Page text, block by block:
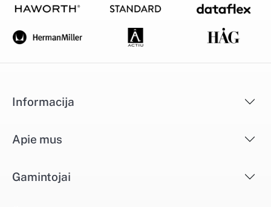
Informacija
Apie mus
Gamintojai